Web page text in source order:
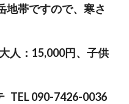
地帯ですので、寒さ
人：15,000円、子供
TEL 090-7426-0036